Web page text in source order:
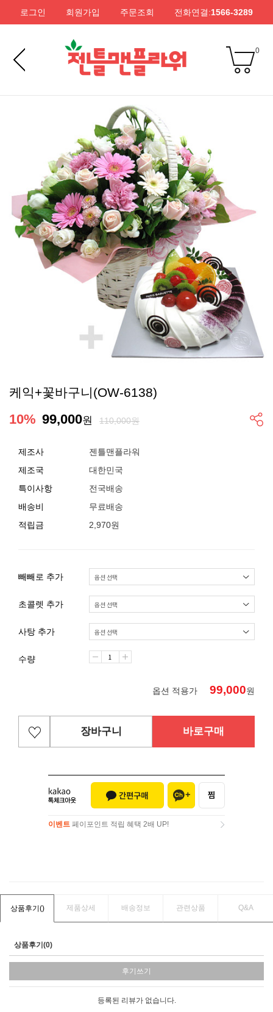
로그인 회원가입 주문조회 전화연결:1566-3289
0
케익+꽃바구니(OW-6138)
10% 99,000원 110,000원
제조사
젠틀맨플라워
제조국
대한민국
특이사항
전국배송
배송비
무료배송
적립금
2,970원
빼빼로 추가
초콜렛 추가
사탕 추가
수량
옵션 적용가 99,000원
장바구니 바로구매
이벤트 페이포인트 적립 혜택 2배 UP!
상품후기() 제품상세 배송정보 관련상품 Q&A
상품후기(0)
후기쓰기
등록된 리뷰가 없습니다.